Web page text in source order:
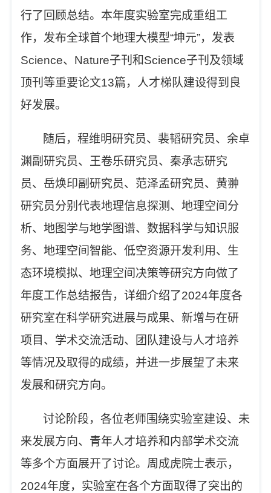
行了回顾总结。本年度实验室完成重组工
作，发布全球首个地理大模型“坤元”，发表
Science、 Nature子刊和Science子刊及领域
顶刊等重要论文13篇，人才梯队建设得到良
好发展。
随后，程维明研究员、裴韬研究员、余卓
渊副研究员、王卷乐研究员、秦承志研究
员、岳焕印副研究员、范泽孟研究员、黄翀
研究员分别代表地理信息探测、地理空间分
析、地图学与地学图谱、数据科学与知识服
务、地理空间智能、低空资源开发利用、生
态环境模拟、地理空间决策等研究方向做了
年度工作总结报告，详细介绍了2024年度各
研究室在科学研究进展与成果、新增与在研
项目、学术交流活动、团队建设与人才培养
等情况及取得的成绩，并进一步展望了未来
发展和研究方向。
讨论阶段，各位老师围绕实验室建设、未
来发展方向、青年人才培养和内部学术交流
等多个方面展开了讨论。 周成虎院士表示，
2024年度， 实验室在各个方面取得了突出的